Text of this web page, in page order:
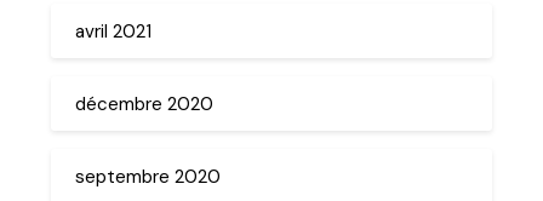
avril 2021
décembre 2020
septembre 2020